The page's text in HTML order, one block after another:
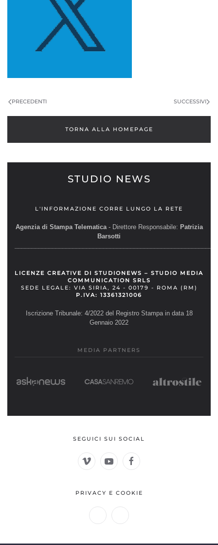
PRECEDENTI SUCCESSIVI
TORNA ALLA HOMEPAGE
STUDIO NEWS
L'INFORMAZIONE CORRE LUNGO LA RETE
Agenzia di Stampa Telematica- Direttore Responsabile: Patrizia
Barsotti
LICENZE CREATIVE DI STUDIONEWS – STUDIO MEDIA
COMMUNICATION SRLS
SEDE LEGALE: VIA SIRIA, 24 - 00179 - ROMA (RM)
P.IVA: 13361321006
Iscrizione Tribunale: 4/2022 del Registro Stampa in data 18
Gennaio 2022
MEDIA PARTNERS
SEGUICI SUI SOCIAL
PRIVACY E COOKIE